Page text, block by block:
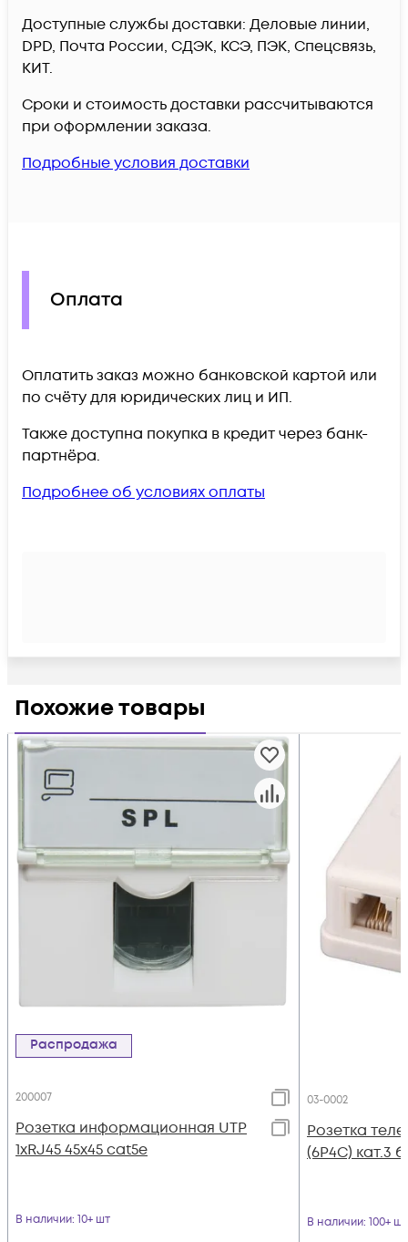
Доступные службы доставки: Деловые линии,
DPD, Почта России, СДЭК, КСЭ, ПЭК, Спецсвязь,
КИТ.
Сроки и стоимость доставки рассчитываются
при оформлении заказа.
Подробные условия доставки
Оплата
Оплатить заказ можно банковской картой или
по счёту для юридических лиц и ИП.
Также доступна покупка в кредит через банк-
партнёра.
Подробнее об условиях оплаты
Похожие товары
Распродажа
200007
Розетка информационная UTP
1хRJ45 45х45 cat5е
В наличии: 10+ шт
03-0002
Розетка
(6P4C) кат.3
В наличии: 100+ шт